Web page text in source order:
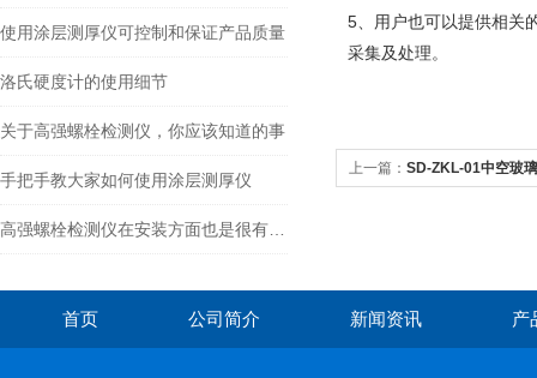
使用涂层测厚仪可控制和保证产品质量
洛氏硬度计的使用细节
关于高强螺栓检测仪，你应该知道的事
手把手教大家如何使用涂层测厚仪
5、用户也可以提供相关
采集及处理。
上一篇： SD-ZKL-01中空玻
首页 公司简介 新闻资讯 产